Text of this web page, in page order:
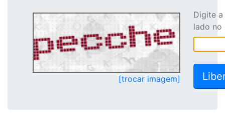
[trocar imagem]
Digite
lado no